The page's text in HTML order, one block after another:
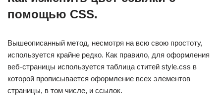
помощью CSS.
Вышеописанный метод, несмотря на всю свою простоту,
используется крайне редко. Как правило, для оформления
веб-страницы используется таблица ститей style.css в
которой прописывается оформление всех элементов
страницы, в том числе, и ссылок.